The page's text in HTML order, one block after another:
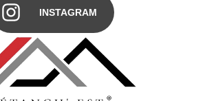
INSTAGRAM